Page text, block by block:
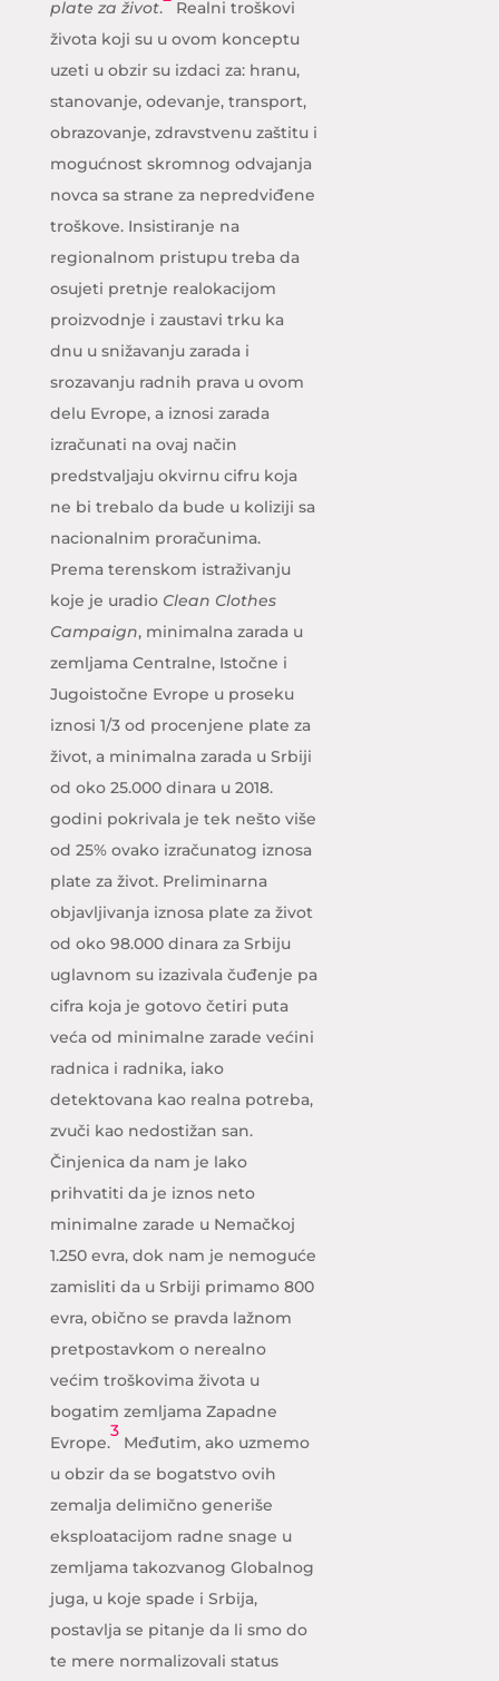
plate za život. Realni troškovi
života koji su u ovom konceptu
uzeti u obzir su izdaci za: hranu,
stanovanje, odevanje, transport,
obrazovanje, zdravstvenu zaštitu i
mogućnost skromnog odvajanja
novca sa strane za nepredviđene
troškove. Insistiranje na
regionalnom pristupu treba da
osujeti pretnje realokacijom
proizvodnje i zaustavi trku ka
dnu u snižavanju zarada i
srozavanju radnih prava u ovom
delu Evrope, a iznosi zarada
izračunati na ovaj način
predstvaljaju okvirnu cifru koja
ne bi trebalo da bude u koliziji sa
nacionalnim proračunima.
Prema terenskom istraživanju
koje je uradio Clean Clothes
Campaign, minimalna zarada u
zemljama Centralne, Istočne i
Jugoistočne Evrope u proseku
iznosi 1/3 od procenjene plate za
život, a minimalna zarada u Srbiji
od oko 25.000 dinara u 2018.
godini pokrivala je tek nešto više
od 25% ovako izračunatog iznosa
plate za život. Preliminarna
objavljivanja iznosa plate za život
od oko 98.000 dinara za Srbiju
uglavnom su izazivala čuđenje pa
cifra koja je gotovo četiri puta
veća od minimalne zarade većini
radnica i radnika, iako
detektovana kao realna potreba,
zvuči kao nedostižan san.
Činjenica da nam je lako
prihvatiti da je iznos neto
minimalne zarade u Nemačkoj
1.250 evra, dok nam je nemoguće
zamisliti da u Srbiji primamo 800
evra, obično se pravda lažnom
pretpostavkom o nerealno
većim troškovima života u
bogatim zemljama Zapadne
Evrope.
3
Međutim, ako uzmemo
u obzir da se bogatstvo ovih
zemalja delimično generiše
eksploatacijom radne snage u
zemljama takozvanog Globalnog
juga, u koje spade i Srbija,
postavlja se pitanje da li smo do
te mere normalizovali status